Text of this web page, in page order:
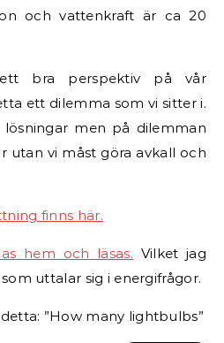
och vattenkraft är ca 20
bra perspektiv på vår
ett dilemma som vi sitter i.
men på dilemman
utan vi måst göra avkall och
finns här.
hem och läsas. Vilket jag
uttalar sig i energifrågor.
”How many lightbulbs”